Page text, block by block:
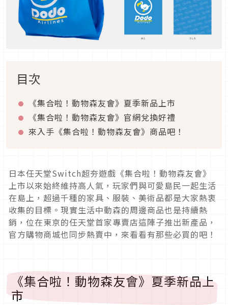
目次
《集合啦！動物森友會》夏季新品上市
《集合啦！動物森友會》官網兌換好禮
來入手《集合啦！動物森友會》商品吧！
日本任天堂Switch超夯遊戲《集合啦！動物森友會》
上市以來始終維持高人氣，玩家們與可愛島民一起生活
在島上，超過千種的家具、服裝、美術品都是大家熱衷
收集的目標。現實生活中動森的周邊商品也是持續熱
銷，位在東京的任天堂首家專賣店這陣子推出新產品，
官方購物商城也同步熱賣中，來看看有那些必買的吧！
《集合啦！動物森友會》夏季新品上
市